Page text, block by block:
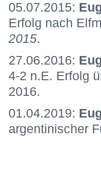
05.07.2015:
Erfolg nach
2015.
27.06.2016:
4-2 n.E. Erfolg
2016.
01.04.2019:
argentinischer